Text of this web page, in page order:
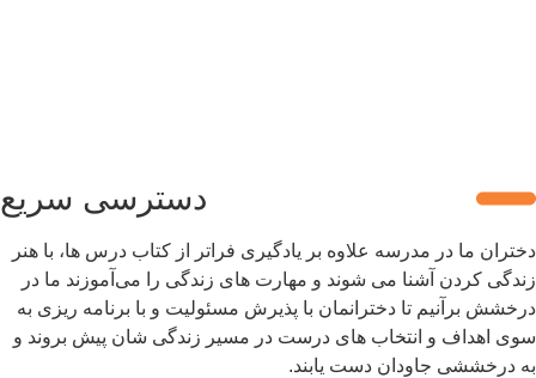
دسترسی سریع
ما در مدرسه علاوه بر یادگیری فراتر از کتاب درس ها، با هنر
کردن آشنا می شوند و مهارت های زندگی را می‌آموزند ما در
برآنیم تا دخترانمان با پذیرش مسئولیت و با برنامه ریزی به
اهداف و انتخاب های درست در مسیر زندگی شان پیش بروند و
درخششی جاودان دست یابند.